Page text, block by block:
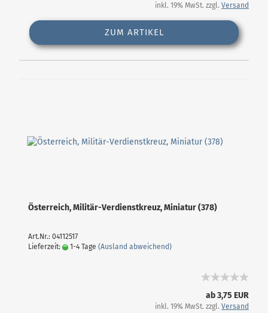
inkl. 19% MwSt. zzgl. Versand
ZUM ARTIKEL
Österreich, Militär-Verdienstkreuz, Miniatur (378)
Art.Nr.: 04112517
Lieferzeit:
1-4 Tage (Ausland abweichend)
ab 3,75 EUR
inkl. 19% MwSt. zzgl. Versand